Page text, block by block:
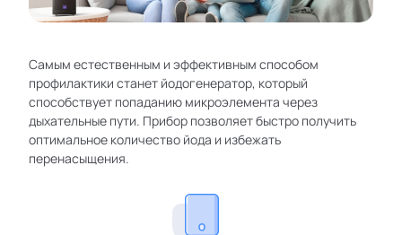
Самым естественным и эффективным способом
профилактики станет йодогенератор, который
способствует попаданию микроэлемента через
дыхательные пути. Прибор позволяет быстро получить
оптимальное количество йода и избежать
перенасыщения.